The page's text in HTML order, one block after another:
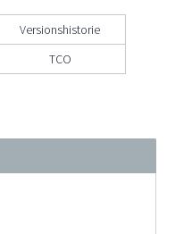
Versionshistorie
TCO